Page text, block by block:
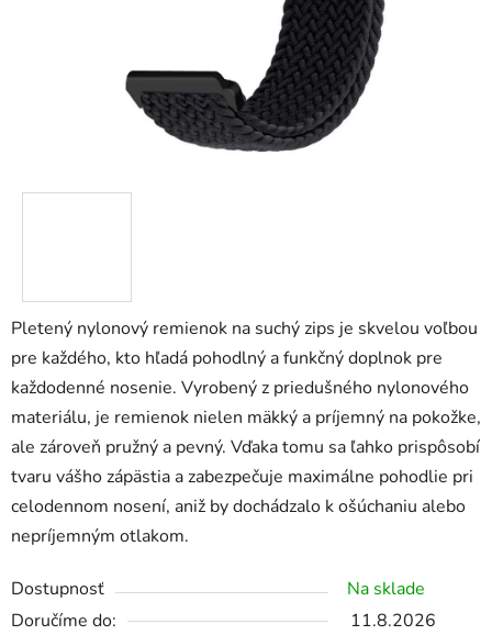
Pletený nylonový remienok na suchý zips je skvelou voľbou
pre každého, kto hľadá pohodlný a funkčný doplnok pre
každodenné nosenie. Vyrobený z priedušného nylonového
materiálu, je remienok nielen mäkký a príjemný na pokožke,
ale zároveň pružný a pevný. Vďaka tomu sa ľahko prispôsobí
tvaru vášho zápästia a zabezpečuje maximálne pohodlie pri
celodennom nosení, aniž by dochádzalo k ošúchaniu alebo
nepríjemným otlakom.
Dostupnosť
Na sklade
11.8.2026